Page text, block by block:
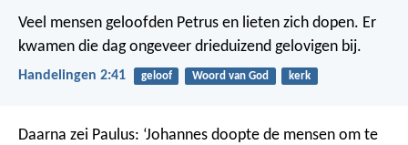
Veel mensen geloofden Petrus en lieten zich dopen. Er
kwamen die dag ongeveer drieduizend gelovigen bij.
Handelingen 2:41 geloof Woord van God kerk
Daarna zei Paulus: ‘Johannes doopte de mensen om te